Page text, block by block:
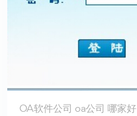
OA软件公司 oa公司 哪家好